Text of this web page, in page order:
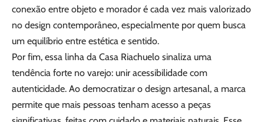
conexão entre objeto e morador é cada vez mais valorizado
no design contemporâneo, especialmente por quem busca
um equilíbrio entre estética e sentido.
Por fim, essa linha da Casa Riachuelo sinaliza uma
tendência forte no varejo: unir acessibilidade com
autenticidade. Ao democratizar o design artesanal, a marca
permite que mais pessoas tenham acesso a peças